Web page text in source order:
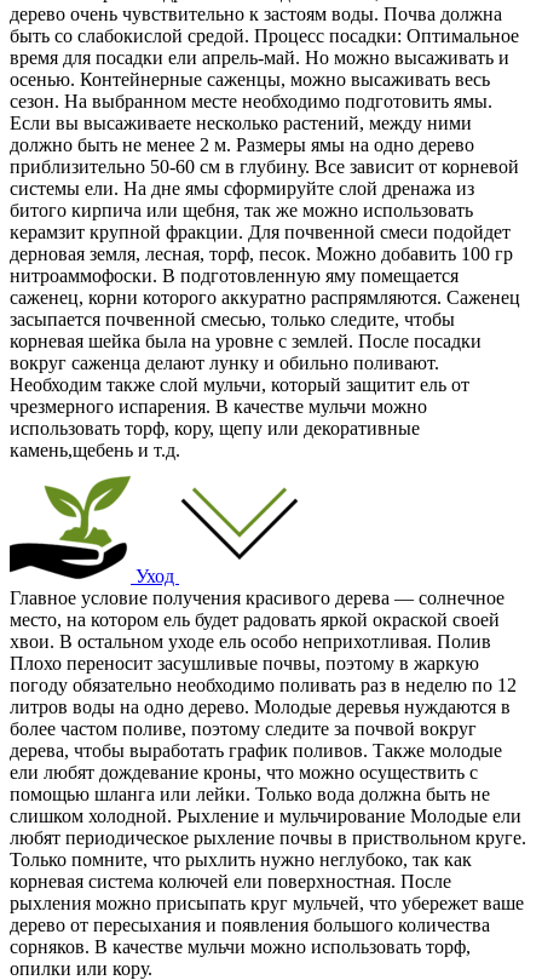
дерево очень чувствительно к застоям воды. Почва должна
быть со слабокислой средой. Процесс посадки: Оптимальное
время для посадки ели апрель-май. Но можно высаживать и
осенью. Контейнерные саженцы, можно высаживать весь
сезон. На выбранном месте необходимо подготовить ямы.
Если вы высаживаете несколько растений, между ними
должно быть не менее 2 м. Размеры ямы на одно дерево
приблизительно 50-60 см в глубину. Все зависит от корневой
системы ели. На дне ямы сформируйте слой дренажа из
битого кирпича или щебня, так же можно использовать
керамзит крупной фракции. Для почвенной смеси подойдет
дерновая земля, лесная, торф, песок. Можно добавить 100 гр
нитроаммофоски. В подготовленную яму помещается
саженец, корни которого аккуратно распрямляются. Саженец
засыпается почвенной смесью, только следите, чтобы
корневая шейка была на уровне с землей. После посадки
вокруг саженца делают лунку и обильно поливают.
Необходим также слой мульчи, который защитит ель от
чрезмерного испарения. В качестве мульчи можно
использовать торф, кору, щепу или декоративные
камень,щебень и т.д.
Уход
Главное условие получения красивого дерева — солнечное
место, на котором ель будет радовать яркой окраской своей
хвои. В остальном уходе ель особо неприхотливая. Полив
Плохо переносит засушливые почвы, поэтому в жаркую
погоду обязательно необходимо поливать раз в неделю по 12
литров воды на одно дерево. Молодые деревья нуждаются в
более частом поливе, поэтому следите за почвой вокруг
дерева, чтобы выработать график поливов. Также молодые
ели любят дождевание кроны, что можно осуществить с
помощью шланга или лейки. Только вода должна быть не
слишком холодной. Рыхление и мульчирование Молодые ели
любят периодическое рыхление почвы в приствольном круге.
Только помните, что рыхлить нужно неглубоко, так как
корневая система колючей ели поверхностная. После
рыхления можно присыпать круг мульчей, что убережет ваше
дерево от пересыхания и появления большого количества
сорняков. В качестве мульчи можно использовать торф,
опилки или кору.